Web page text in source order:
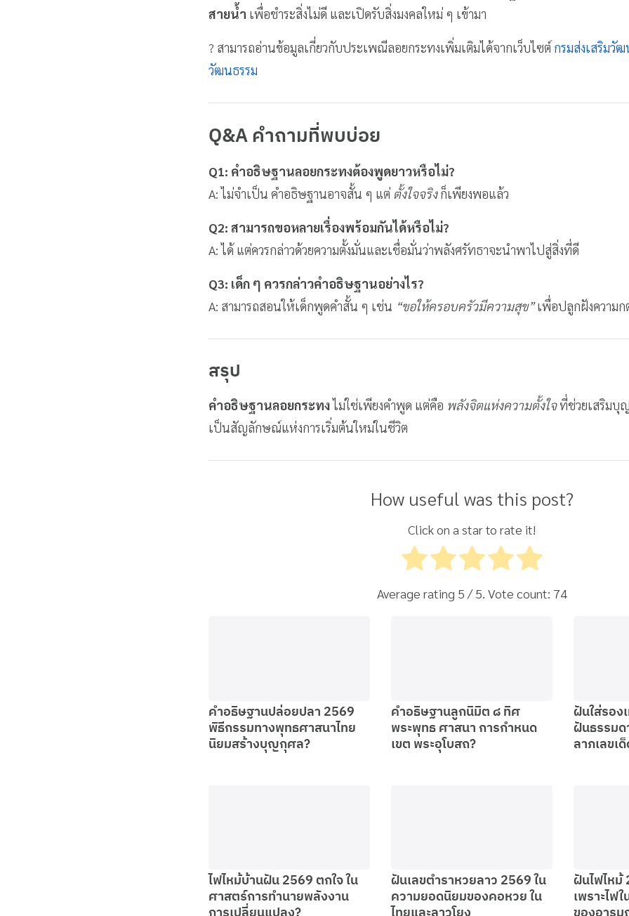
สายน้ำ เพื่อชำระสิ่งไม่ดี และเปิดรับสิ่งมงคลใหม่ ๆ เข้ามา
? สามารถอ่านข้อมูลเกี่ยวกับประเพณีลอยกระทงเพิ่มเติมได้จากเว็บไซต์ กรมส่งเสริมวั
วัฒนธรรม
Q&A คำถามที่พบบ่อย
Q1: คำอธิษฐานลอยกระทงต้องพูดยาวหรือไม่?
A: ไม่จำเป็น คำอธิษฐานอาจสั้น ๆ แต่ ตั้งใจจริงก็เพียงพอแล้ว
Q2: สามารถขอหลายเรื่องพร้อมกันได้หรือไม่?
A: ได้ แต่ควรกล่าวด้วยความตั้งมั่นและเชื่อมั่นว่าพลังศรัทธาจะนำพาไปสู่สิ่งที่ดี
Q3: เด็ก ๆ ควรกล่าวคำอธิษฐานอย่างไร?
A: สามารถสอนให้เด็กพูดคำสั้น ๆ เช่น “ขอให้ครอบครัวมีความสุข”เพื่อปลูกฝังความ
สรุป
คำอธิษฐานลอยกระทงไม่ใช่เพียงคำพูด แต่คือ พลังจิตแห่งความตั้งใจที่ช่วยเสริมบุญ
เป็นสัญลักษณ์แห่งการเริ่มต้นใหม่ในชีวิต
How useful was this post?
Click on a star to rate it!
Average rating 5 / 5. Vote count: 74
คำอธิษฐานปล่อยปลา 2569
พิธีกรรมทางพุทธศาสนาไทย
นิยมสร้างบุญกุศล?
คำอธิษฐานลูกนิมิต ๘ ทิศ
พระพุทธ ศาสนา การกำหนด
เขต พระอุโบสถ?
ฝันใส่รอง
ฝันธรรมด
ลาภเลขเ
ไฟไหม้บ้านฝัน 2569 ตกใจ ใน
ศาสตร์การทำนายพลังงาน
ฝันเลขตําราหวยลาว 2569 ใน
ความยอดนิยมของคอหวย ใน
ฝันไฟไหม้
เพราะไฟ